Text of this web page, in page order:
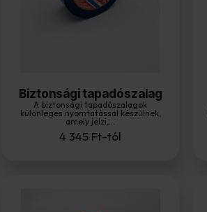
Biztonsági tapadószalag
A biztonsági tapadószalagok
különleges nyomtatással készülnek,
amely jelzi,...
4 345 Ft-tól